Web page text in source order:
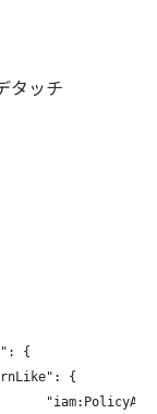
タッチ
{
"ArnLike": {